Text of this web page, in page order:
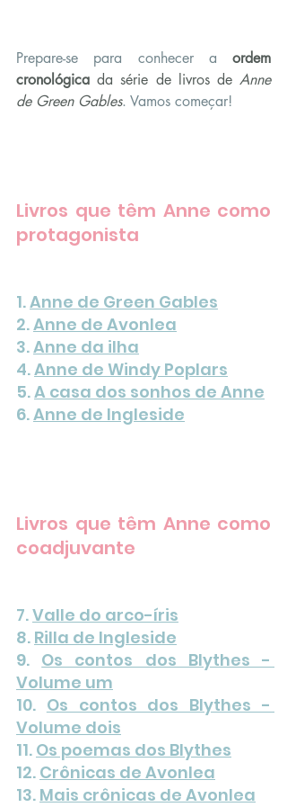
Prepare-se para conhecer a ordem
cronológica da série de livros de Anne
de Green Gables. Vamos começar!
Livros que têm Anne como
protagonista
1. Anne de Green Gables
2. Anne de Avonlea
3. Anne da ilha
4. Anne de Windy Poplars
5. A casa dos sonhos de Anne
6. Anne de Ingleside
Livros que têm Anne como
coadjuvante
7. Valle do arco-íris
8. Rilla de Ingleside
9. Os contos dos Blythes -
Volume um
10. Os contos dos Blythes -
Volume dois
11. Os poemas dos Blythes
12. Crônicas de Avonlea
13. Mais crônicas de Avonlea